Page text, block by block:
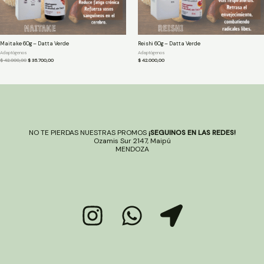
Maitake 60g – Datta Verde
Adaptógenos
$42.000,00Original
$35.700,00Current
Reishi 60g – Datta Verde
Adaptógenos
$42.000,00
NO TE PIERDAS NUESTRAS PROMOS¡SEGUINOS EN LAS REDES!
Ozamis Sur 2147, Maipú
MENDOZA